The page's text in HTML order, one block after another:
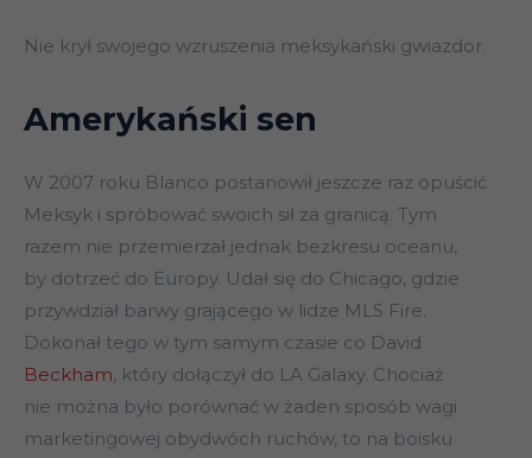
Nie krył swojego wzruszenia meksykański gwiazdor.
Amerykański sen
W 2007 roku Blanco postanowił jeszcze raz opuścić
Meksyk i spróbować swoich sił za granicą. Tym
razem nie przemierzał jednak bezkresu oceanu,
by dotrzeć do Europy. Udał się do Chicago, gdzie
przywdział barwy grającego w lidze MLS Fire.
Dokonał tego w tym samym czasie co David
Beckham, który dołączył do LA Galaxy. Chociaż
nie można było porównać w żaden sposób wagi
marketingowej obydwóch ruchów, to na boisku